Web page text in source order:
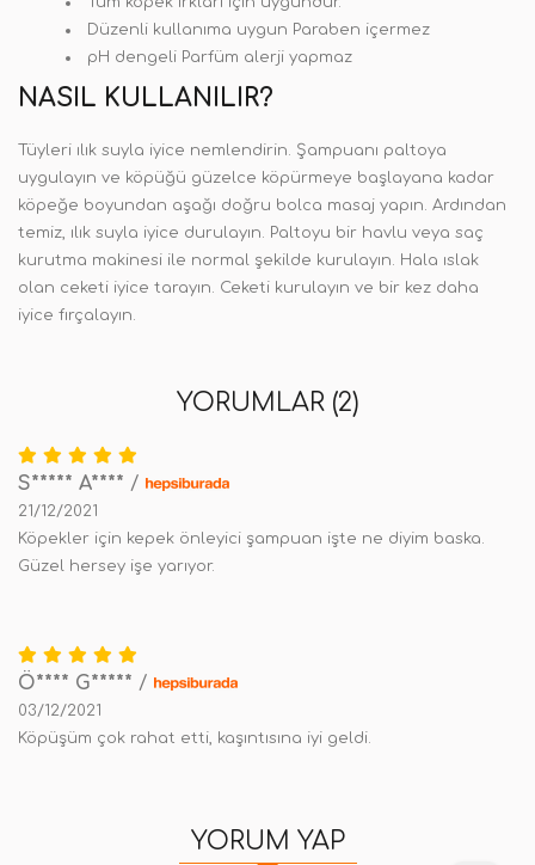
Düzenli kullanıma uygun Paraben içermez
pH dengeli Parfüm alerji yapmaz
NASIL KULLANILIR?
Tüyleri ılık suyla iyice nemlendirin. Şampuanı paltoya
uygulayın ve köpüğü güzelce köpürmeye başlayana kadar
köpeğe boyundan aşağı doğru bolca masaj yapın. Ardından
temiz, ılık suyla iyice durulayın. Paltoyu bir havlu veya saç
kurutma makinesi ile normal şekilde kurulayın. Hala ıslak
olan ceketi iyice tarayın. Ceketi kurulayın ve bir kez daha
iyice fırçalayın.
YORUMLAR (2)
S***** A**** /
21/12/2021
Köpekler için kepek önleyici şampuan işte ne diyim baska.
Güzel hersey işe yarıyor.
Ö**** G***** /
03/12/2021
Köpüşüm çok rahat etti, kaşıntısına iyi geldi.
YORUM YAP